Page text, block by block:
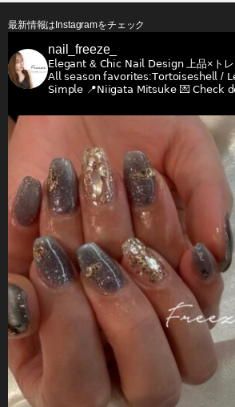
最新情報はInstagramをチェック
nail_freeze_
𝖤𝗅𝖾𝗀𝖺𝗇𝗍 & 𝖢𝗁𝗂𝖼 𝖭𝖺𝗂𝗅 𝖣𝖾𝗌𝗂𝗀𝗇上品×トレ
𝖠𝗅𝗅 𝗌𝖾𝖺𝗌𝗈𝗇 𝖿𝖺𝗏𝗈𝗋𝗂𝗍𝖾𝗌:𝖳𝗈𝗋𝗍𝗈𝗂𝗌𝖾𝗌𝗁𝖾𝗅𝗅 /
𝖲𝗂𝗆𝗉𝗅𝖾 📍𝖭𝗂𝗂𝗀𝖺𝗍𝖺 𝖬𝗂𝗍𝗌𝗎𝗄𝖾💌 𝖢𝗁𝖾𝖼𝗄